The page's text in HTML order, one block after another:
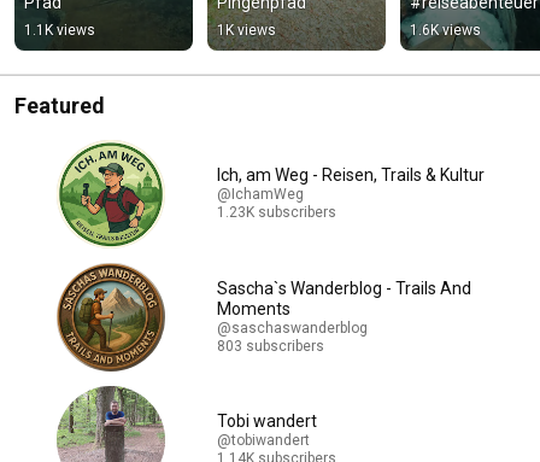
1.1K views 1K views
#österreich
1.6K views
Featured
Ich, am Weg - Reisen, Trails & Kultur
@IchamWeg
1.23K subscribers
Sascha`s Wanderblog - Trails And
Moments
@saschaswanderblog
803 subscribers
Tobi wandert
@tobiwandert